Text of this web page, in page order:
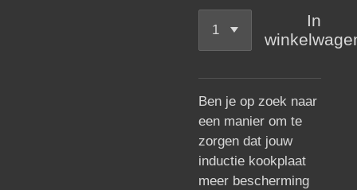
In
Ben je op zoek naar
een manier om te
zorgen dat jouw
inductie kookplaat
meer bescherming